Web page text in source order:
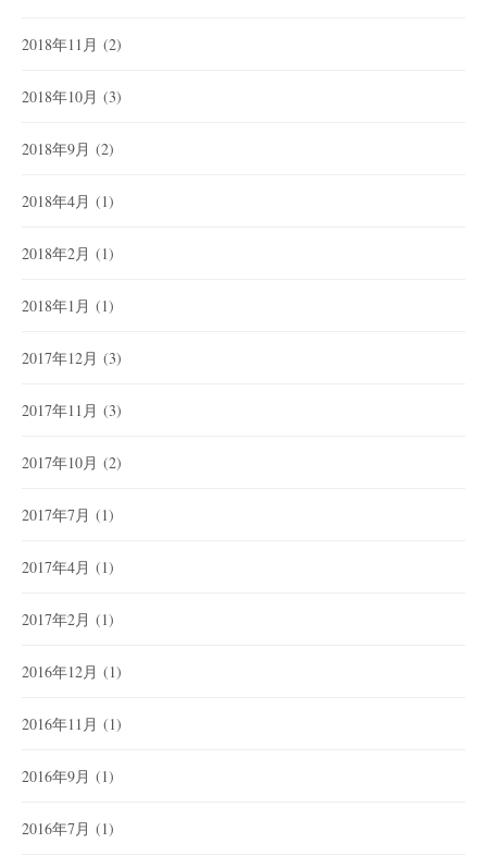
2018年11月 (2)
2018年10月 (3)
2018年9月 (2)
2018年4月 (1)
2018年2月 (1)
2018年1月 (1)
2017年12月 (3)
2017年11月 (3)
2017年10月 (2)
2017年7月 (1)
2017年4月 (1)
2017年2月 (1)
2016年12月 (1)
2016年11月 (1)
2016年9月 (1)
2016年7月 (1)